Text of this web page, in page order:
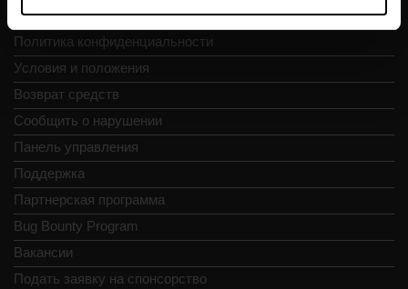
Контакты
Политика конфиденциальности
Условия и положения
Возврат средств
Сообщить о нарушении
Панель управления
Поддержка
Партнерская программа
Bug Bounty Program
Вакансии
Подать заявку на спонсорство